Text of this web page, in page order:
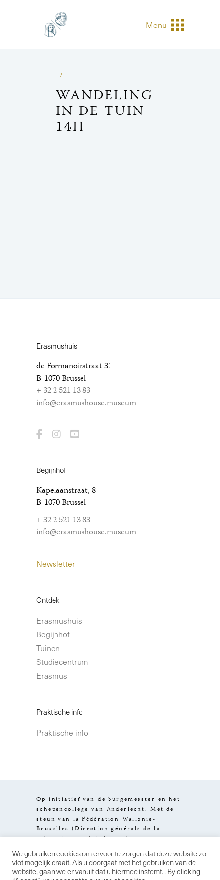
Menu
WANDELING
IN DE TUIN
14H
Erasmushuis
de Formanoirstraat 31
B-1070 Brussel
+ 32 2 521 13 83
info@erasmushouse.museum
Begijnhof
Kapelaanstraat, 8
B-1070 Brussel
+ 32 2 521 13 83
info@erasmushouse.museum
Newsletter
Ontdek
Erasmushuis
Begijnhof
Tuinen
Studiecentrum
Erasmus
Praktische info
Praktische info
Op initiatief van de burgemeester en het
schepencollege van Anderlecht. Met de
steun van la Fédération Wallonie-
Bruxelles (Direction générale de la
culture), van visit.brussels en van
het Brussels Hoofdstedelijk Gewest.
Design byStereo Wettelijke
informatie Algemene
We gebruiken cookies om ervoor te zorgen dat deze website zo
vlot mogelijk draait. Als u doorgaat met het gebruiken van de
website, gaan we er vanuit dat u hiermee instemt. . By clicking